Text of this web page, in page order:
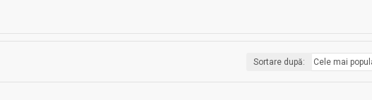
Sortare după: